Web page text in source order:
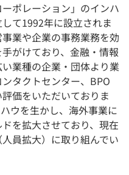
ポレーション」のインハ
て1992年に設立されま
業や企業の事務業務を効
がけており、金融・情報
業種の企業・団体より業
タクトセンター、BPO
価をいただいておりま
ウを生かし、海外事業に
を拡大させており、現在
員拡大）に取り組んでい